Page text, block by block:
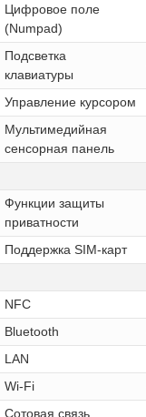
Цифровое поле
(Numpad)
Подсветка
клавиатуры
Управление курсором
Мультимедийная
сенсорная панель
Функции защиты
приватности
Поддержка SIM-карт
NFC
Bluetooth
LAN
Wi-Fi
Сотовая связь